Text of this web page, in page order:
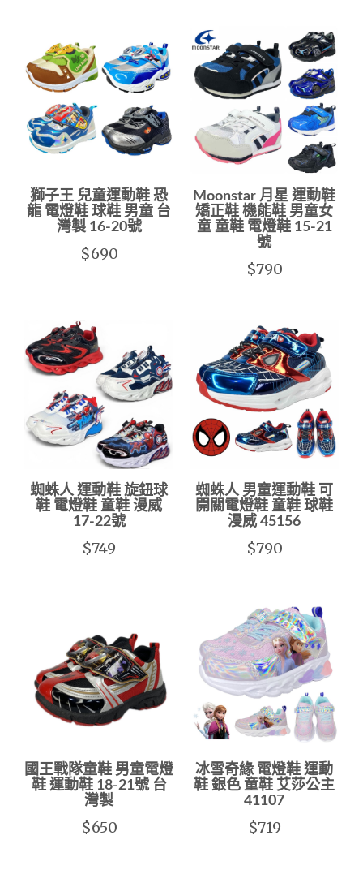
獅子王 兒童運動鞋 恐
龍 電燈鞋 球鞋 男童 台
灣製 16-20號
$690
Moonstar 月星 運動鞋
矯正鞋 機能鞋 男童女
童 童鞋 電燈鞋 15-21
號
$790
蜘蛛人 運動鞋 旋鈕球
鞋 電燈鞋 童鞋 漫威
17-22號
$749
蜘蛛人 男童運動鞋 可
開關電燈鞋 童鞋 球鞋
漫威 45156
$790
國王戰隊童鞋 男童電燈
鞋 運動鞋 18-21號 台
灣製
$650
冰雪奇緣 電燈鞋 運動
鞋 銀色 童鞋 艾莎公主
41107
$719